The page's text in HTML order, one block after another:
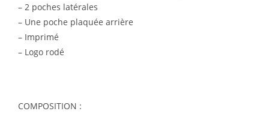
– 2 poches latérales
– Une poche plaquée arrière
– Imprimé
– Logo rodé
COMPOSITION :